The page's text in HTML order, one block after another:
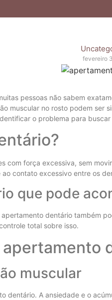
fevereiro
pessoas não sabem
muscular no rosto podem
o problema para
com força excessiva, sem
contato excessivo entre os
que pode
dentário também
total sobre isso.
muscular
dentário. A ansiedade e o